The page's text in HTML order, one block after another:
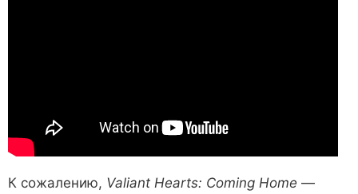
К сожалению, Valiant Hearts: Coming Home —